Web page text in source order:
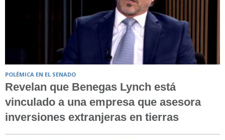
POLÉMICA EN EL SENADO
Revelan que Benegas Lynch está
vinculado a una empresa que asesora
inversiones extranjeras en tierras